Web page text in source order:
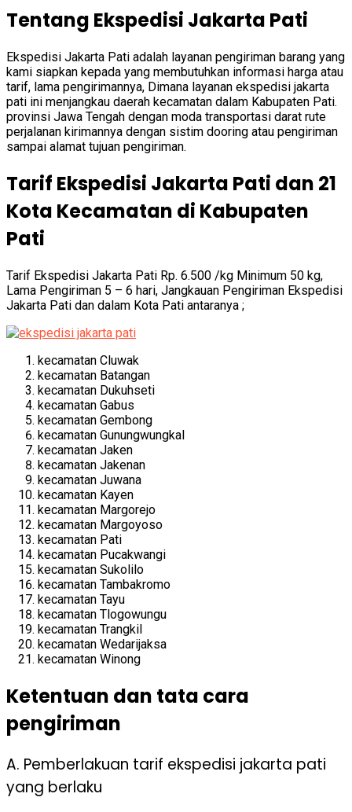
Tentang Ekspedisi Jakarta Pati
Ekspedisi Jakarta Pati adalah layanan pengiriman barang yang
kami siapkan kepada yang membutuhkan informasi harga atau
tarif, lama pengirimannya, Dimana layanan ekspedisi jakarta
pati ini menjangkau daerah kecamatan dalam Kabupaten Pati.
provinsi Jawa Tengah dengan moda transportasi darat rute
perjalanan kirimannya dengan sistim dooring atau pengiriman
sampai alamat tujuan pengiriman.
Tarif Ekspedisi Jakarta Pati dan 21
Kota Kecamatan di Kabupaten
Pati
Tarif Ekspedisi Jakarta Pati Rp. 6.500 /kg Minimum 50 kg,
Lama Pengiriman 5 – 6 hari, Jangkauan Pengiriman Ekspedisi
Jakarta Pati dan dalam Kota Pati antaranya ;
kecamatan Cluwak
kecamatan Batangan
kecamatan Dukuhseti
kecamatan Gabus
kecamatan Gembong
kecamatan Gunungwungkal
kecamatan Jaken
kecamatan Jakenan
kecamatan Juwana
kecamatan Kayen
kecamatan Margorejo
kecamatan Margoyoso
kecamatan Pati
kecamatan Pucakwangi
kecamatan Sukolilo
kecamatan Tambakromo
kecamatan Tayu
kecamatan Tlogowungu
kecamatan Trangkil
kecamatan Wedarijaksa
kecamatan Winong
Ketentuan dan tata cara
pengiriman
A. Pemberlakuan tarif ekspedisi jakarta pati
yang berlaku